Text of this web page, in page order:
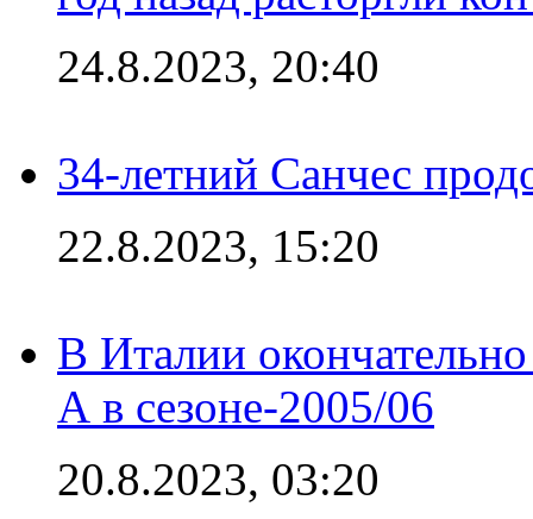
24.8.2023, 20:40
34-летний Санчес
22.8.2023, 15:20
В Италии
А в сезоне-2005/06
20.8.2023, 03:20